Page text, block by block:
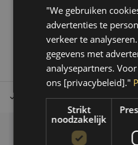
1
Tot 30 dagen retour sturen.
Klantenservice
"We gebruiken
advertenties te
verkeer te
gegevens met
analysepartners.
ons [privacybeleid]."
Strikt
noodzakelijk